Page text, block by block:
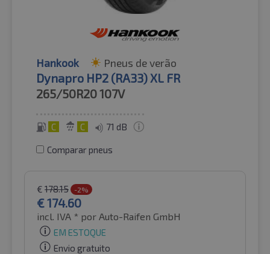
Hankook Pneus de verão
Dynapro HP2 (RA33) XL FR
265/50R20107V
C C 71 dB
Comparar pneus
€ 178.15 -2%
€174.60
incl. IVA * por Auto-Raifen GmbH
EM ESTOQUE
Envio gratuito